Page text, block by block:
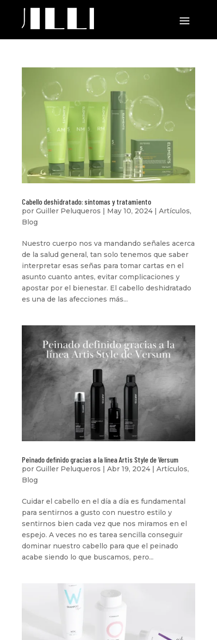
Cabello deshidratado: síntomas y tratamiento
por Guiller Peluqueros | May 10, 2024| Artículos,
Blog
Nuestro cuerpo nos va mandando señales acerca
de la salud general, tan solo tenemos que saber
interpretar esas señas para tomar cartas en el
asunto cuanto antes, evitar complicaciones y
apostar por el bienestar. El cabello deshidratado
es una de las afecciones más...
Peinado definido gracias a la línea Artis Style de Versum
por Guiller Peluqueros | Abr 19, 2024| Artículos,
Blog
Cuidar el cabello en el día a día es fundamental
para sentirnos a gusto con nuestro estilo y
sentirnos bien cada vez que nos miramos en el
espejo. A veces no es tarea sencilla conseguir
dominar nuestro cabello para que el peinado
acabe siendo lo que buscamos, pero...